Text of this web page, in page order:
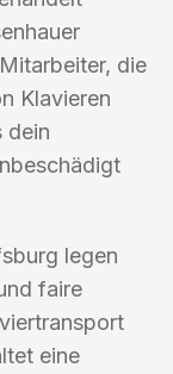
die
Klavieren
dein
legen
faire
eine